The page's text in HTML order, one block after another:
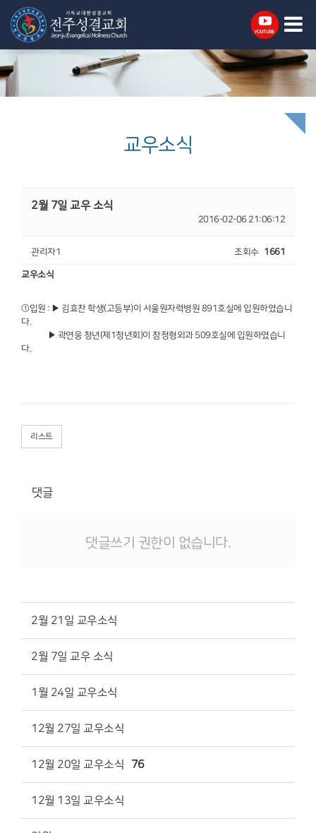
교우소식
2월 7일 교우 소식
2016-02-06 21:06:12
관리자1 조회수 1661
교우소식
①입원 : ▶ 김효찬 학생(고등부)이 서울원자력병원 891호실에 입원하였습니
다.
▶ 곽연웅 청년(제1청년회)이 참정형외과 509호실에 입원하였습니
다.
리스트
댓글
댓글쓰기 권한이 없습니다.
2월 21일 교우소식
2월 7일 교우 소식
1월 24일 교우소식
12월 27일 교우소식
12월 20일 교우소식 76
12월 13일 교우소식